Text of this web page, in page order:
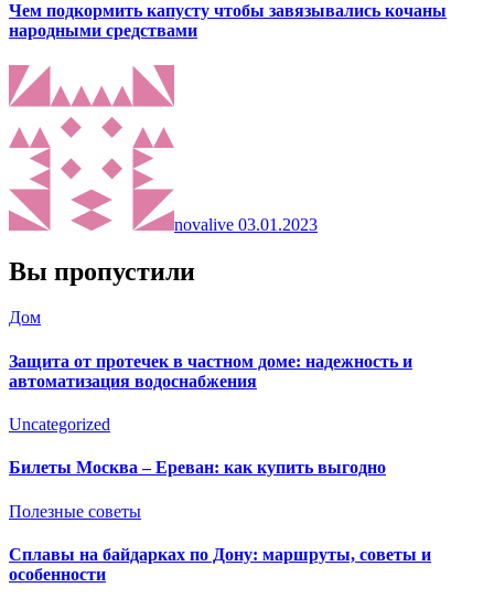
Чем подкормить капусту чтобы завязывались кочаны
народными средствами
novalive 03.01.2023
Вы пропустили
Дом
Защита от протечек в частном доме: надежность и
автоматизация водоснабжения
Uncategorized
Билеты Москва – Ереван: как купить выгодно
Полезные советы
Сплавы на байдарках по Дону: маршруты, советы и
особенности